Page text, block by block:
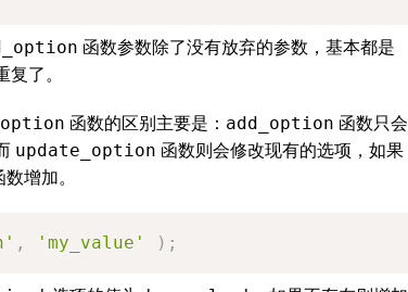
函数参数除了没有放弃的参数，基本都是
了。
函数的区别主要是： add_option 函数只会
update_option 函数则会修改现有的选项，如果
数增加。
, 'my_value' ) ;